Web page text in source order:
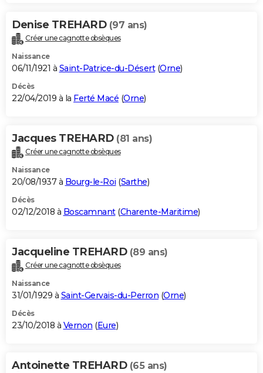
Denise TREHARD (97 ans)
Créer une cagnotte obsèques
Naissance
06/11/1921 à Saint-Patrice-du-Désert(Orne)
Décès
22/04/2019 à la Ferté Macé (Orne)
Jacques TREHARD (81 ans)
Créer une cagnotte obsèques
Naissance
20/08/1937 à Bourg-le-Roi (Sarthe)
Décès
02/12/2018 à Boscamnant(Charente-Maritime)
Jacqueline TREHARD (89 ans)
Créer une cagnotte obsèques
Naissance
31/01/1929 à Saint-Gervais-du-Perron (Orne)
Décès
23/10/2018 à Vernon (Eure)
Antoinette TREHARD (65 ans)